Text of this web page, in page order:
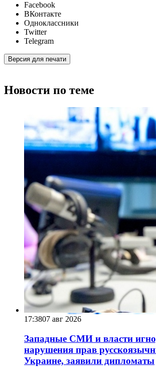
Facebook
ВКонтакте
Одноклассники
Twitter
Telegram
Версия для печати
Новости по теме
17:3807 авг 2026
Западные СМИ и власти
нарушения прав
Украине, заявили дипломаты